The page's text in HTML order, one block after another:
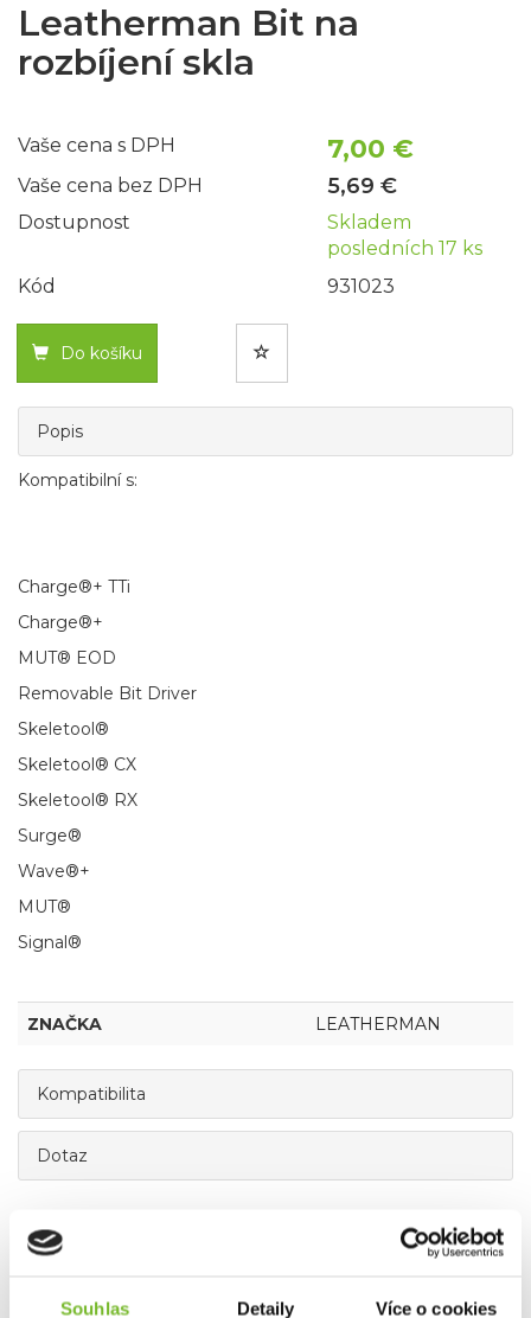
Souhlas Detaily Více o cookies
Leatherman Bit na
rozbíjení skla
Vaše cena s DPH 7,00 €
Vaše cena bez DPH 5,69 €
Dostupnost
Skladem
posledních 17 ks
Kód
931023
Do košíku
Popis
Kompatibilní s:
Charge®+ TTi
Charge®+
MUT® EOD
Removable Bit Driver
Skeletool®
Skeletool® CX
Skeletool® RX
Surge®
Wave®+
MUT®
Signal®
ZNAČKA LEATHERMAN
Kompatibilita
Dotaz
Mohlo by Vás zajímat